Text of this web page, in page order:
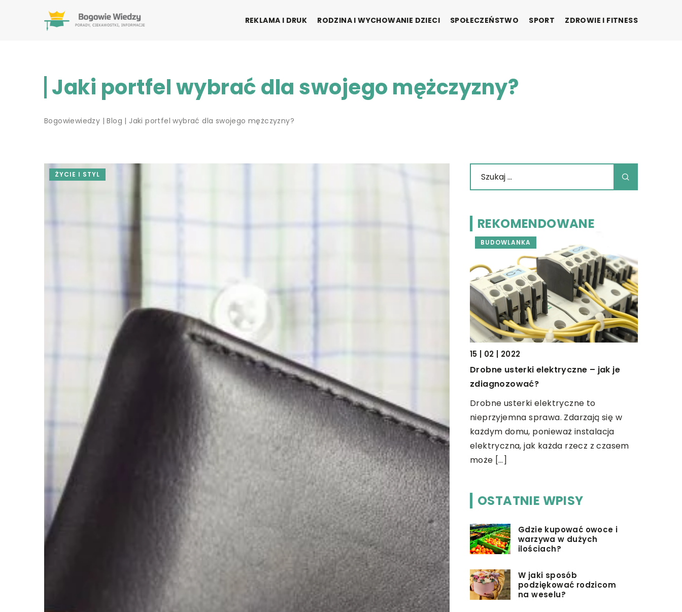
REKLAMA I DRUK RODZINA I WYCHOWANIE DZIECI SPOŁECZEŃSTWO SPORT ZDROWIE I FITNESS
Jaki portfel wybrać dla swojego mężczyzny?
Bogowiewiedzy |Blog | Jaki portfel wybrać dla swojego mężczyzny?
ŻYCIE I STYL
REKOMENDOWANE
Jak wystawić dom lub mieszkanie na
Rynek wtórny mieszkań i domów na
sprzedaż cieszy się popularnością. Jest
wiele osób, które poszukują lokali z
drugiej ręki, do […]
26 | 09 | 2020
Czy warto kupić frezarkę do stóp?
Piękne i zadbane stopy to marzenie
każdej kobiety. Jest to istotne
szczególnie latem, gdy są one
eksponowane w sandałach i […]
BUDOWLANKA
15 | 02 | 2022
Drobne usterki elektryczne – jak je
zdiagnozować?
Drobne usterki elektryczne to
nieprzyjemna sprawa. Zdarzają się w
każdym domu, ponieważ instalacja
elektryczna, jak każda rzecz z czasem
może […]
OSTATNIE WPISY
Gdzie kupować owoce i
warzywa w dużych
ilościach?
W jaki sposób
podziękować rodzicom
na weselu?